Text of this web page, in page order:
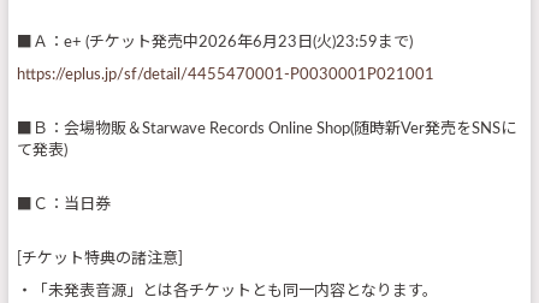
■Ａ：e+ (チケット発売中2026年6月23日(火)23:59まで)
https://eplus.jp/sf/detail/4455470001-P0030001P021001
■Ｂ：会場物販＆Starwave Records Online Shop(随時新Ver発売をSNSに
て発表)
■Ｃ：当日券
[チケット特典の諸注意]
・「未発表音源」とは各チケットとも同一内容となります。